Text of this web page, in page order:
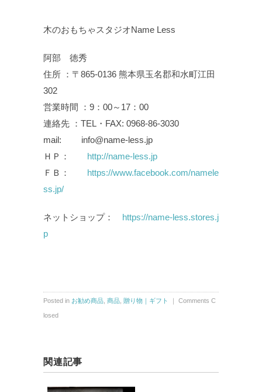
木のおもちゃスタジオName Less
阿部 徳秀
住所 ：〒865-0136 熊本県玉名郡和水町江田
302
営業時間 ：9：00～17：00
連絡先 ：TEL・FAX: 0968-86-3030
mail: info@name-less.jp
ＨＰ： http://name-less.jp
ＦＢ： https://www.facebook.com/namele
ss.jp/
ネットショップ： https://name-less.stores.j
p
Posted in お勧め商品 商品 贈り物｜ギフト Comments C
losed
関連記事